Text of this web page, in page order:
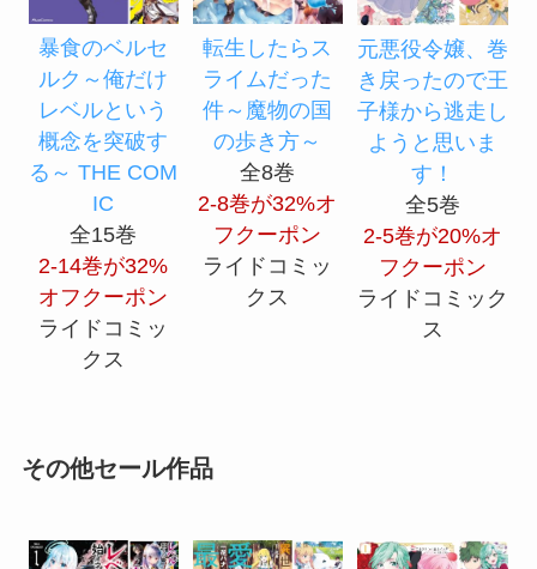
暴食のベルセ
ルク～俺だけ
レベルという
概念を突破す
る～ THE COM
IC
全15巻
2-14巻が32%
オフクーポン
ライドコミッ
クス
転生したらス
ライムだった
件～魔物の国
の歩き方～
全8巻
2-8巻が32%オ
フクーポン
ライドコミッ
クス
元悪役令嬢、巻
き戻ったので王
子様から逃走し
ようと思いま
す！
全5巻
2-5巻が20%オ
フクーポン
ライドコミック
ス
その他セール作品